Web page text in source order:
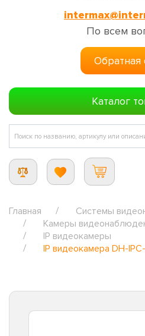
По всем
Обратная
Каталог
Главная
Системы
Камеры
IP видеокамеры
IP видеокамера DH-